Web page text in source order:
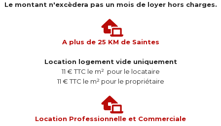
Le montant n'excèdera pas un mois de loyer hors charges.
A plus de 25 KM de Saintes
Location logement vide uniquement
11 € TTC le m² pour le locataire
11 € TTC le m² pour le propriétaire
Location Professionnelle et Commerciale